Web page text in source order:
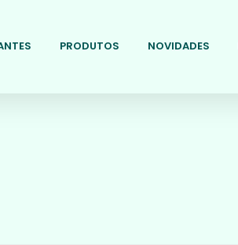
PRODUTOS NOVIDADES